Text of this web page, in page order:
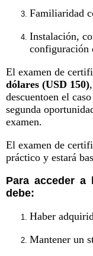
Familiaridad
Instalación,
configuración
El examen de
dólares (USD 150)
descuentoen el
segunda
examen.
El examen de
práctico y estará
Para acceder
debe:
Haber
Mantener un